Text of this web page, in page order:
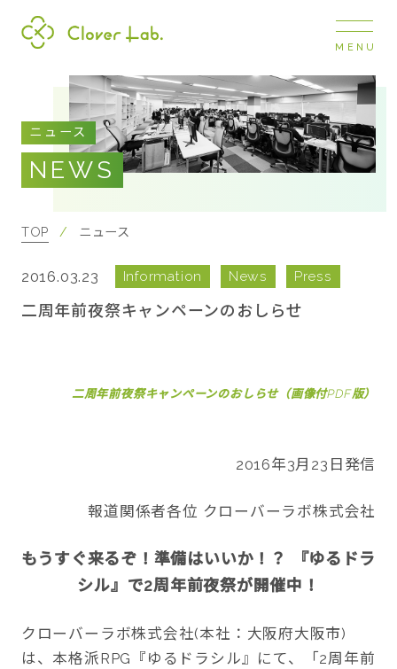
COMPANY
企業情報
ナビ
事業展開
RECRUIT
採用情報
お知らせ
MENU
ニュース
NEWS
TOP ニュース
二周年前夜祭キャンペーンのおしらせ
2016.03.23 Information News Press
二周年前夜祭キャンペーンのおしらせ（画像付PDF版）
2016年3月23日発信
報道関係者各位 クローバーラボ株式会社
もうすぐ来るぞ！準備はいいか！？ 『ゆるドラ
シル』で2周年前夜祭が開催中！
クローバーラボ株式会社(本社：大阪府大阪市)
は、本格派RPG『ゆるドラシル』にて、「2周年前